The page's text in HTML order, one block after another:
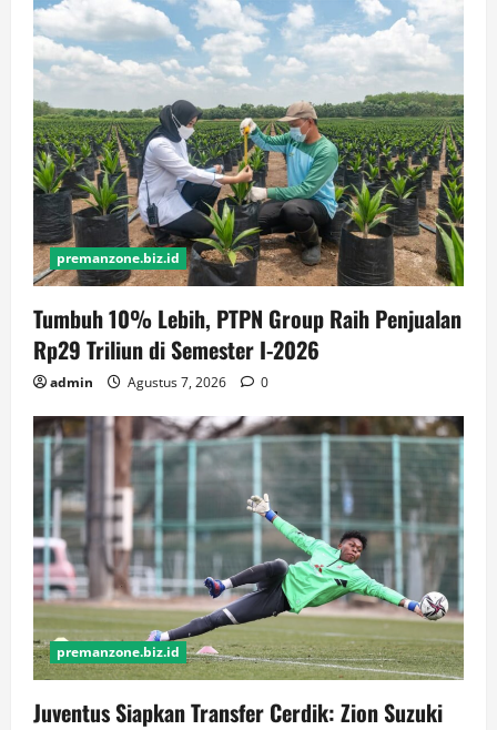
premanzone.biz.id
Tumbuh 10% Lebih, PTPN Group Raih Penjualan
Rp29 Triliun di Semester I-2026
admin Agustus 7, 2026 0
premanzone.biz.id
Juventus Siapkan Transfer Cerdik: Zion Suzuki